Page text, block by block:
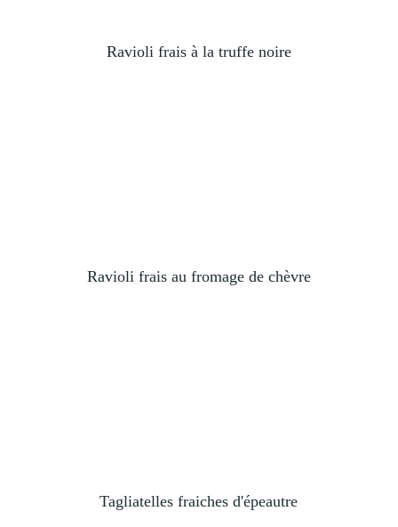
Ravioli frais à la truffe noire
Ravioli frais au fromage de chèvre
Tagliatelles fraiches d'épeautre